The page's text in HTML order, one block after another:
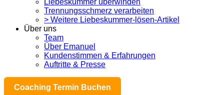
Trennungsschmerz verarbeiten
> Weitere Liebeskummer-lösen-Artikel
Über uns
Team
Über Emanuel
Kundenstimmen & Erfahrungen
Auftritte & Presse
Coaching Termin Buchen